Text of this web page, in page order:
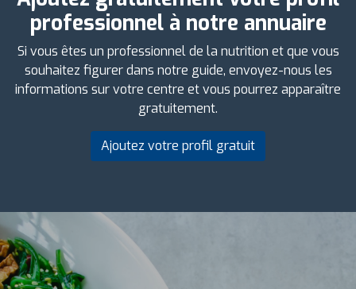
professionnel à notre annuaire
Si vous êtes un professionnel de la nutrition et que vous
souhaitez figurer dans notre guide, envoyez-nous les
informations sur votre centre et vous pourrez apparaître
gratuitement.
Ajoutez votre profil gratuit